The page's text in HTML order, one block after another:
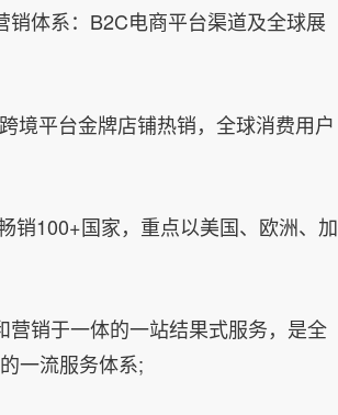
体系：B2C电商平台渠道及全球展
境平台金牌店铺热销，全球消费用户
销100+国家，重点以美国、欧洲、加
销于一体的一站结果式服务，是全
一流服务体系;